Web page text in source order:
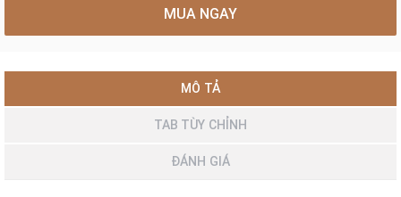
MUA NGAY
MÔ TẢ
TAB TÙY CHỈNH
ĐÁNH GIÁ